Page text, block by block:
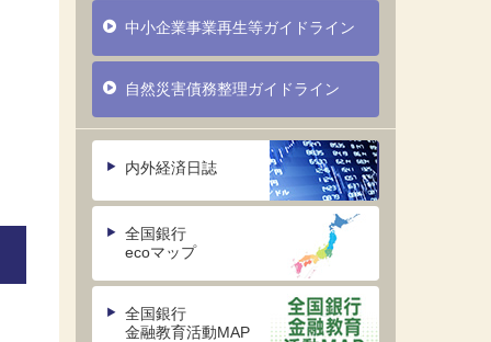
中小企業事業再生等ガイドライン
自然災害債務整理ガイドライン
内外経済日誌
全国銀行
ecoマップ
全国銀行
金融教育活動MAP